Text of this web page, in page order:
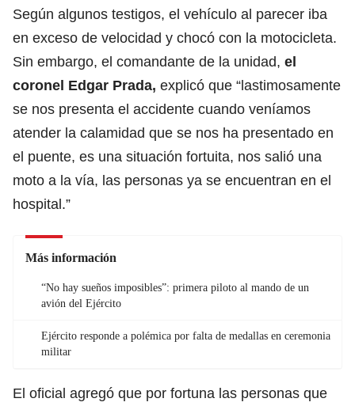
Según algunos testigos, el vehículo al parecer iba
en exceso de velocidad y chocó con la motocicleta.
Sin embargo, el comandante de la unidad, el
coronel Edgar Prada, explicó que “lastimosamente
se nos presenta el accidente cuando veníamos
atender la calamidad que se nos ha presentado en
el puente, es una situación fortuita, nos salió una
moto a la vía, las personas ya se encuentran en el
hospital.”
Más información
“No hay sueños imposibles”: primera piloto al mando de un
avión del Ejército
Ejército responde a polémica por falta de medallas en ceremonia
militar
El oficial agregó que por fortuna las personas que